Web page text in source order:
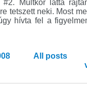
#2. Múltkor látta
tetszett neki. Most
hívta fel a
All posts